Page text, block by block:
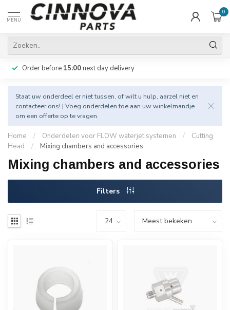
MENU
0
Order before 15:00next day delivery
Staat uw onderdeel er niet tussen, of wilt u hulp, aarzel niet en
contacteer ons! | Voeg onderdelen toe aan uw winkelmandje
om een offerte op te vragen.
Home / Onderdelen voor FLOW waterjet systemen /
Cutting
Head
/ Mixing chambers and accessories
Mixing chambers and accessories
Filters